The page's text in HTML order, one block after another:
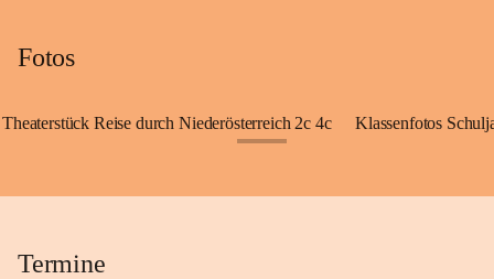
Fotos
Theaterstück Reise durch Niederösterreich 2c 4c Klassenfotos
Termine